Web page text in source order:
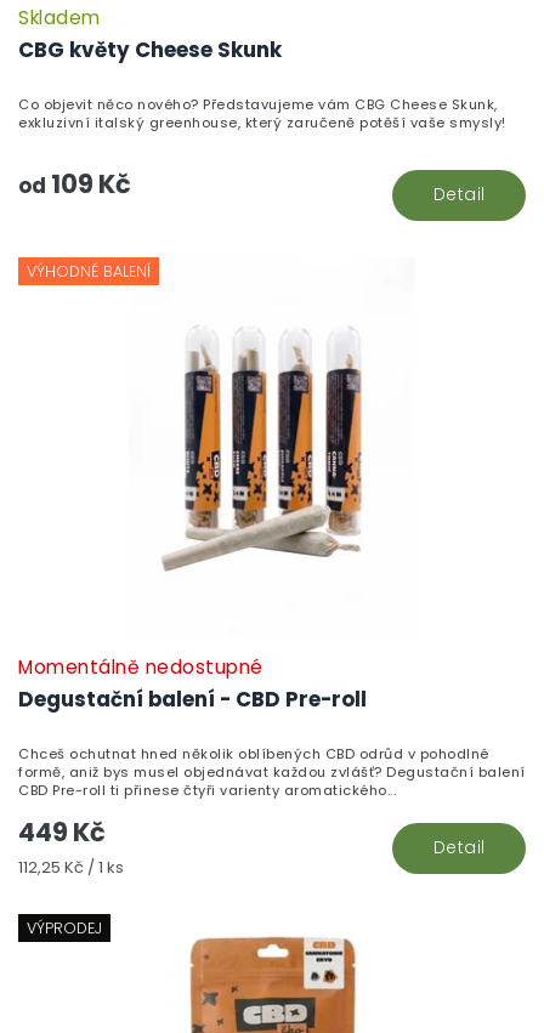
CBG květy Cheese Skunk
Skladem
od 109 Kč Detail
Co objevit něco nového? Představujeme vám CBG Cheese Skunk,
exkluzivní italský greenhouse, který zaručeně potěší vaše smysly!
VÝHODNÉ BALENÍ
Degustační balení - CBD Pre-roll
Momentálně nedostupné
449 Kč
Měrná
112,25 Kč / 1 ks
Detail
Chceš ochutnat hned několik oblíbených CBD odrůd v pohodlné
formě, aniž bys musel objednávat každou zvlášť? Degustační balení
CBD Pre-roll ti přinese čtyři varienty aromatického...
VÝPRODEJ